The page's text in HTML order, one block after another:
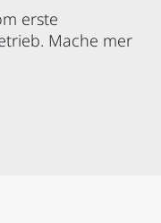
erste
Mache mer